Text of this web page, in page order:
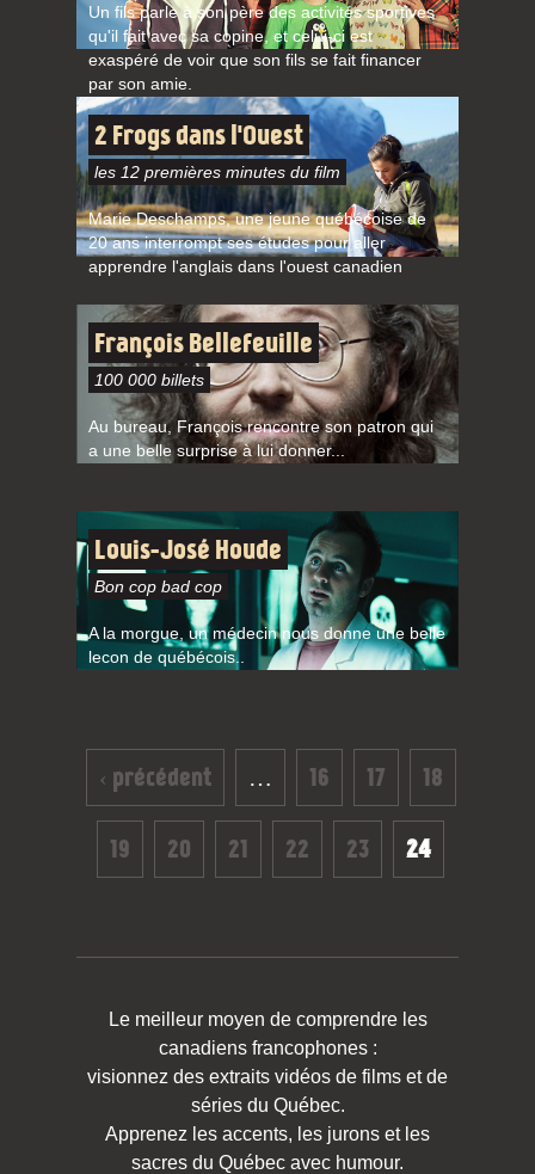
Un fils parle à son père des activités sportives
qu'il fait avec sa copine, et celui-ci est
exaspéré de voir que son fils se fait financer
par son amie.
2 Frogs dans l'Ouest
les 12 premières minutes du film
Marie Deschamps, une jeune québécoise de
20 ans interrompt ses études pour aller
apprendre l'anglais dans l'ouest canadien
François Bellefeuille
100 000 billets
Au bureau, François rencontre son patron qui
a une belle surprise à lui donner...
Louis-José Houde
Bon cop bad cop
A la morgue, un médecin nous donne une belle
lecon de québécois..
Pages
‹ précédent … 16 17 18
19 20 21 22 23 24
Le meilleur moyen de comprendre les
canadiens francophones :
visionnez des extraits vidéos de films et de
séries du Québec.
Apprenez les accents, les jurons et les
sacres du Québec avec humour.